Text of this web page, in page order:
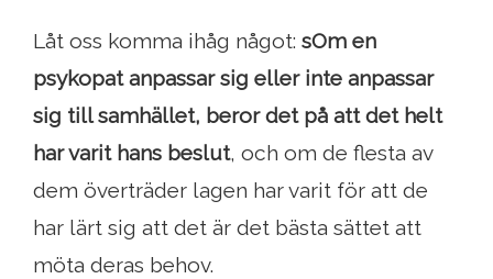
Låt oss komma ihåg något: sOm en
psykopat anpassar sig eller inte anpassar
sig till samhället, beror det på att det helt
har varit hans beslut, och om de flesta av
dem överträder lagen har varit för att de
har lärt sig att det är det bästa sättet att
möta deras behov.